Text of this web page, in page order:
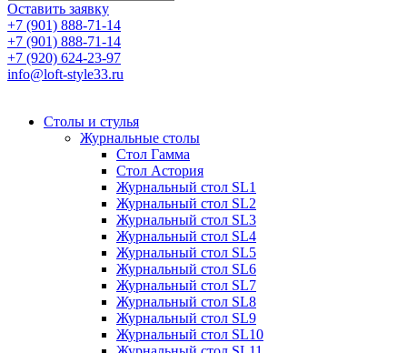
Оставить заявку
+7 (901) 888-71-14
+7 (901) 888-71-14
+7 (920) 624-23-97
info@loft-style33.ru
Cтолы и стулья
Журнальные столы
Стол Гамма
Стол Астория
Журнальный стол SL1
Журнальный стол SL2
Журнальный стол SL3
Журнальный стол SL4
Журнальный стол SL5
Журнальный стол SL6
Журнальный стол SL7
Журнальный стол SL8
Журнальный стол SL9
Журнальный стол SL10